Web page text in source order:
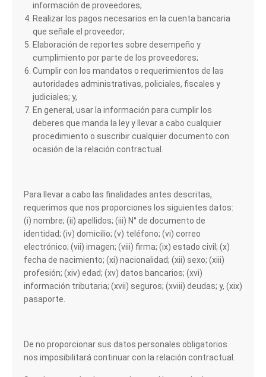
información de proveedores;
Realizar los pagos necesarios en la cuenta bancaria
que señale el proveedor;
Elaboración de reportes sobre desempeño y
cumplimiento por parte de los proveedores;
Cumplir con los mandatos o requerimientos de las
autoridades administrativas, policiales, fiscales y
judiciales; y,
En general, usar la información para cumplir los
deberes que manda la ley y llevar a cabo cualquier
procedimiento o suscribir cualquier documento con
ocasión de la relación contractual.
Para llevar a cabo las finalidades antes descritas,
requerimos que nos proporciones los siguientes datos:
(i) nombre; (ii) apellidos; (iii) N° de documento de
identidad; (iv) domicilio; (v) teléfono; (vi) correo
electrónico; (vii) imagen; (viii) firma; (ix) estado civil; (x)
fecha de nacimiento; (xi) nacionalidad; (xii) sexo; (xiii)
profesión; (xiv) edad; (xv) datos bancarios; (xvi)
información tributaria; (xvii) seguros; (xviii) deudas; y, (xix)
pasaporte.
De no proporcionar sus datos personales obligatorios
nos imposibilitará continuar con la relación contractual.